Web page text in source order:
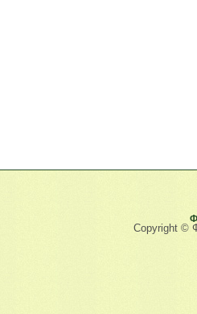
Copyright ©